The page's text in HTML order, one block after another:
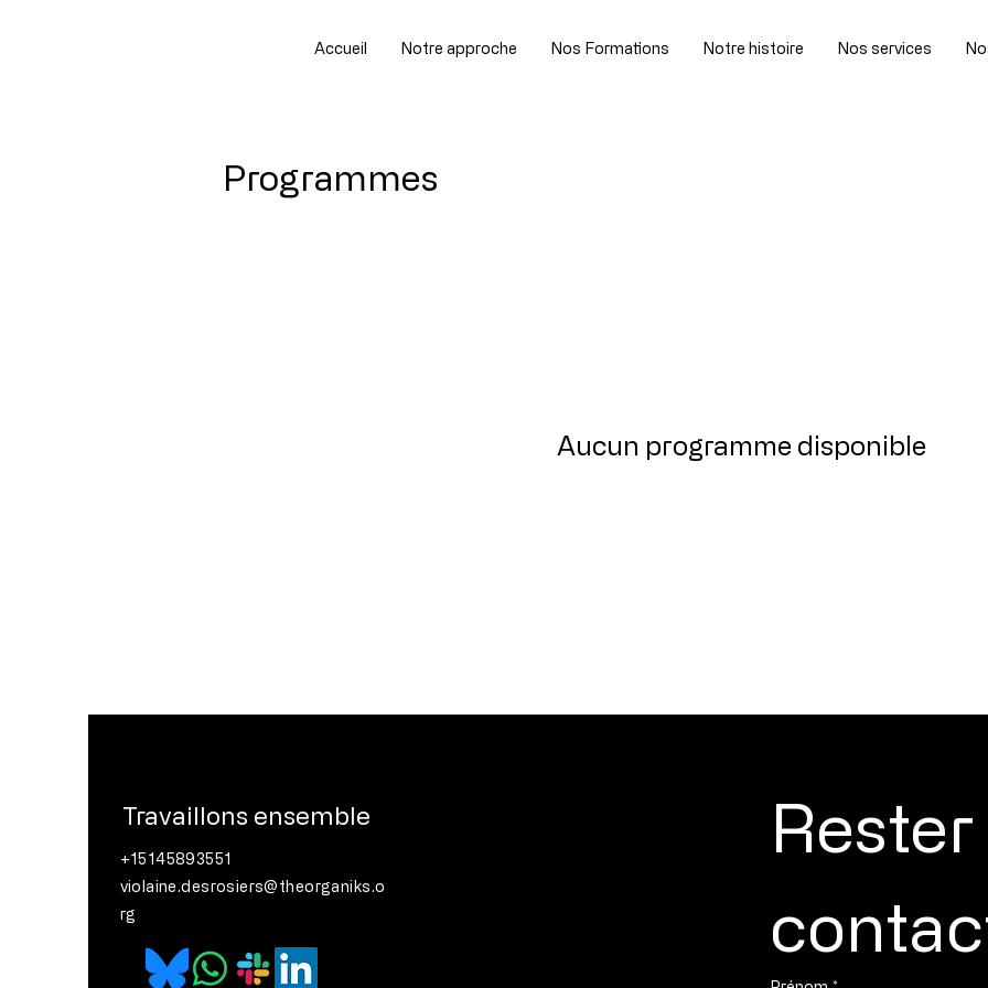
Accueil Notre approche Nos Formations Notre histoire Nos services
Programmes
Aucun programme disponible
Travaillons ensemble
+15145893551
violaine.desrosiers@theorganiks.o
rg